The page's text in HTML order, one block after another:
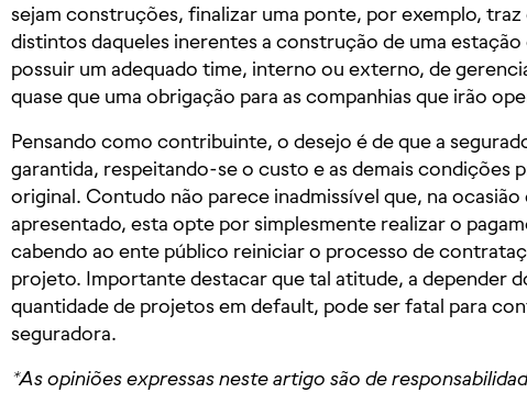
sejam construções, finalizar uma ponte, por exemplo,
distintos daqueles inerentes a construção de uma
possuir um adequado time, interno ou externo, de
quase que uma obrigação para as companhias que irão
Pensando como contribuinte, o desejo é de que a
garantida, respeitando-se o custo e as demais condições
original. Contudo não parece inadmissível que, na
apresentado, esta opte por simplesmente realizar o
cabendo ao ente público reiniciar o processo de
projeto. Importante destacar que tal atitude, a depender
quantidade de projetos em default, pode ser fatal para
seguradora.
*As opiniões expressas neste artigo são de